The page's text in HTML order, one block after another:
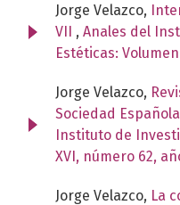
Jorge Velazco,
VII , Anales del
Estéticas:
Jorge Velazco,
Sociedad
Instituto de
XVI, número 62,
Jorge Velazco, La